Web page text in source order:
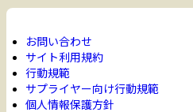
お問い合わせ
サイト利用規約
行動規範
サプライヤー向け行動規範
個人情報保護方針